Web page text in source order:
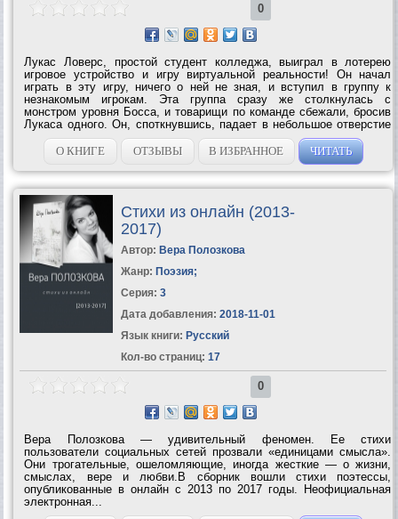
0
Лукас Ловерс, простой студент колледжа, выиграл в лотерею
игровое устройство и игру виртуальной реальности! Он начал
играть в эту игру, ничего о ней не зная, и вступил в группу к
незнакомым игрокам. Эта группа сразу же столкнулась с
монстром уровня Босса, и товарищи по команде сбежали, бросив
Лукаса одного. Он, споткнувшись, падает в небольшое отверстие
и спасается от Босса, однако, умудряется застрять в этой
пещере! Да еще и не...
О КНИГЕ ОТЗЫВЫ В ИЗБРАННОЕ ЧИТАТЬ
Стихи из онлайн (2013-
2017)
Автор: Вера Полозкова
Жанр: Поэзия;
Серия: 3
Дата добавления: 2018-11-01
Язык книги: Русский
Кол-во страниц: 17
0
Вера Полозкова — удивительный феномен. Ее стихи
пользователи социальных сетей прозвали «единицами смысла».
Они трогательные, ошеломляющие, иногда жесткие — о жизни,
смыслах, вере и любви.В сборник вошли стихи поэтессы,
опубликованные в онлайн с 2013 по 2017 годы. Неофициальная
электронная...